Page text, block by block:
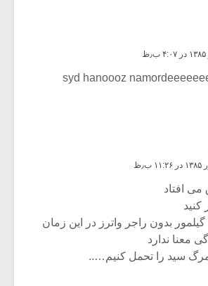
syd hanoooz
می افتاد
کنید
بدون راجر واترز در این زمان
معنا ندارد
مرگ سید را تحمل کنیم…..